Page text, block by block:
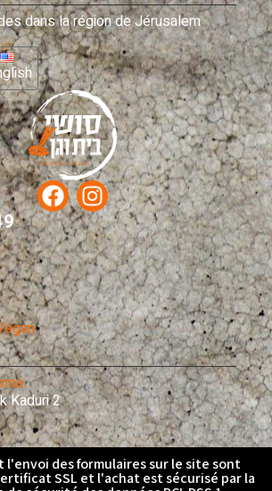
dans la région de Jérusalem
Kaduri 2
l'envoi des formulaires sur le site sont
SSL et l'achat est sécurisé par la